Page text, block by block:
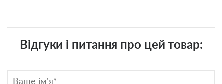
Відгуки і питання про цей товар: